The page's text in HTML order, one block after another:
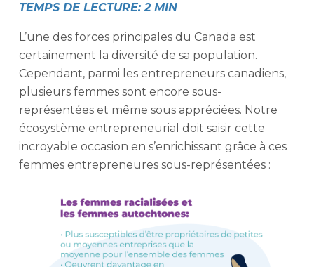
TEMPS DE LECTURE: 2 MIN
L’une des forces principales du Canada est
certainement la diversité de sa population.
Cependant, parmi les entrepreneurs canadiens,
plusieurs femmes sont encore sous-
représentées et même sous appréciées. Notre
écosystème entrepreneurial doit saisir cette
incroyable occasion en s’enrichissant grâce à ces
femmes entrepreneures sous-représentées :